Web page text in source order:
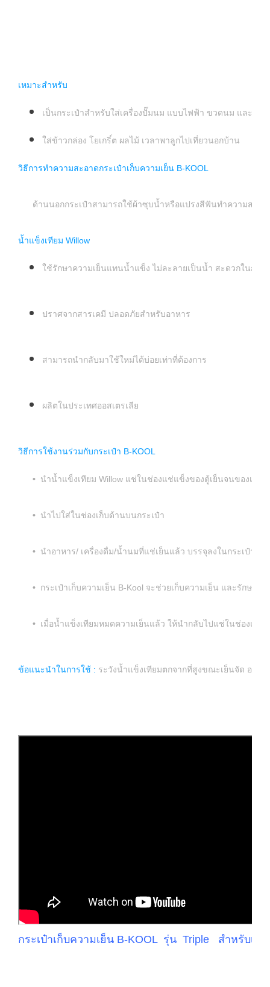
เหมาะสำหรับ
เป็นกระเป๋าสำหรับใส่เครื่องปั๊มนม แบบไฟฟ้า ขวดนม และถุ
ใส่ข้าวกล่อง โยเกริ์ต ผลไม้ เวลาพาลูกไปเที่ยวนอกบ้าน
วิธีการทำความสะอาดกระเป๋าเก็บความเย็น B-KOOL
ด้านนอกกระเป๋าสามารถใช้ผ้าซุบน้ำหรือแปรงสีฟันทำความสะอาด
น้ำแข็งเทียม Willow
ใช้รักษาความเย็นแทนน้ำแข็ง ไม่ละลายเป็นน้ำ สะดวกในการ
ปราศจากสารเคมี ปลอดภัยสำหรับอาหาร
สามารถนำกลับมาใช้ใหม่ได้บ่อยเท่าที่ต้องการ
ผลิตในประเทศออสเตรเลีย
วิธีการใช้งานร่วมกับกระเป๋า B-KOOL
• นำน้ำแข็งเทียม Willow แช่ในช่องแช่แข็งของตู้เย็นจนของเหล
• นำไปใส่ในช่องเก็บด้านบนกระเป๋า
• นำอาหาร/ เครื่องดื่ม/น้ำนมที่แช่เย็นแล้ว บรรจุลงในกระเป๋า แ
• กระเป๋าเก็บความเย็น B-Kool จะช่วยเก็บความเย็น และรักษา
• เมื่อน้ำแข็งเทียมหมดความเย็นแล้ว ให้นำกลับไปแช่ในช่องแข็ง
ข้อแนะนำในการใช้ : ระวังน้ำแข็งเทียมตกจากที่สูงขณะเย็นจัด อาจท
กระเป๋าเก็บความเย็น B-KOOL รุ่น Triple สำหรับเค